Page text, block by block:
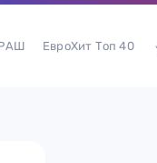
ЕвроХит Топ 40